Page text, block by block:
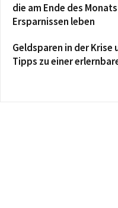
die am Ende des
Ersparnissen leben
Geldsparen in der Krise
Tipps zu einer